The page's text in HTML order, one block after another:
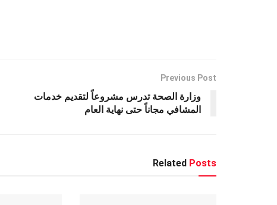
o
k
m
p
p
Previous Post
وزارة الصحة تدرس مشروعاً لتقديم خدمات
المشافي مجاناً حتى نهاية العام
Related Posts